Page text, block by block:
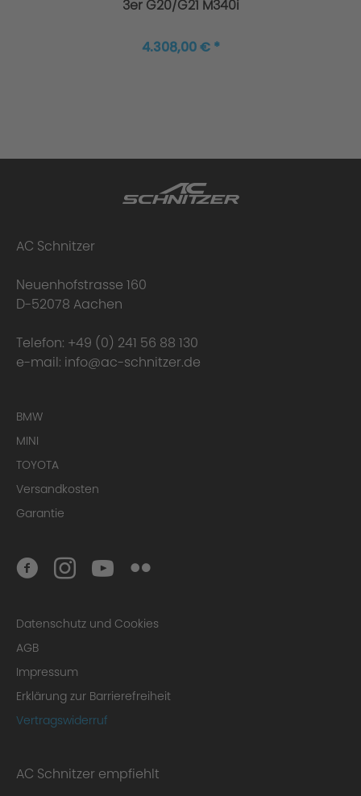
3er G20/G21 M340i
4.308,00 € *
AC Schnitzer
Neuenhofstrasse 160
D-52078 Aachen
Telefon: +49 (0) 241 56 88 130
e-mail: info@ac-schnitzer.de
BMW
MINI
TOYOTA
Versandkosten
Garantie
Datenschutz und Cookies
AGB
Impressum
Erklärung zur Barrierefreiheit
Vertragswiderruf
AC Schnitzer empfiehlt